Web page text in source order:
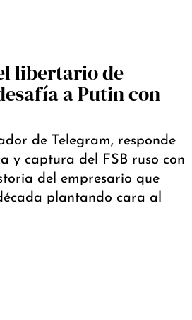
libertario de
a Putin con
de Telegram, responde
y captura del FSB ruso con
del empresario que
plantando cara al